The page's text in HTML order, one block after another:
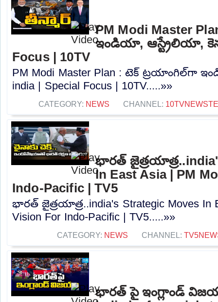
PM Modi Master
ఇండియా, ఆస్ట్రేలియా,
Focus | 10TV
PM Modi Master Plan : టెక్ ట్రయాంగిల్‌గా
india | Special Focus | 10TV.....»»
CATEGORY: NEWS CHANNEL:
భారత్
In East Asia | PM
Indo-Pacific | TV5
భారత్ జైత్రయాత్ర..india's Strategic Moves In
Vision For Indo-Pacific | TV5.....»»
CATEGORY: NEWS CHANNEL:
భారత్ పై ఇంగ్లాండ్